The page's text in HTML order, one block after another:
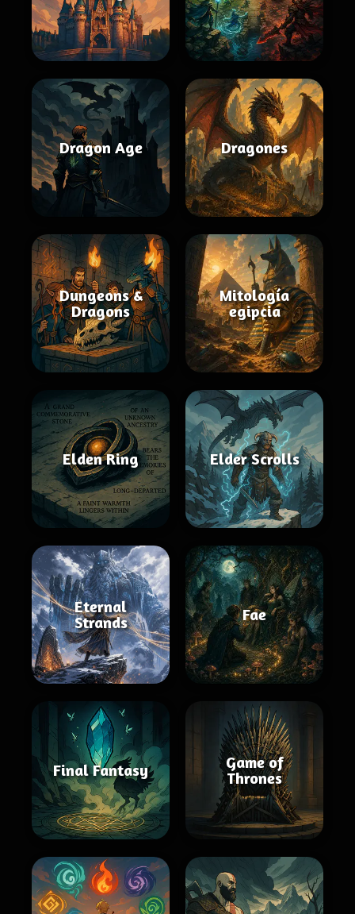
Dragon Age Dragones
Dungeons &
Dragons
Mitología
egipcia
Elden Ring Elder Scrolls
Eternal
Strands
Fae
Final Fantasy
Game of
Thrones